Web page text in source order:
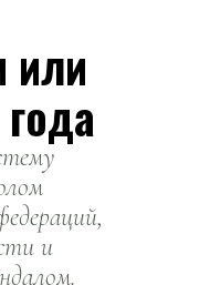
или
и